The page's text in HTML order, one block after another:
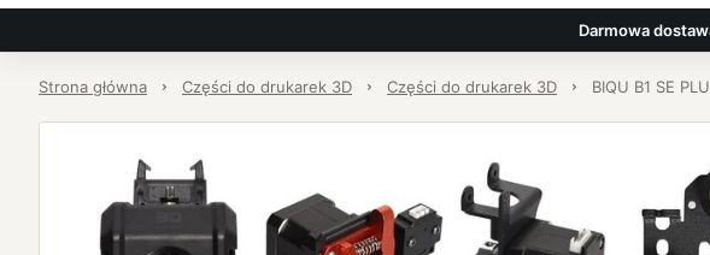
Darmowa
Strona główna Części do drukarek 3D Części do drukarek 3D BIQU B1 SE